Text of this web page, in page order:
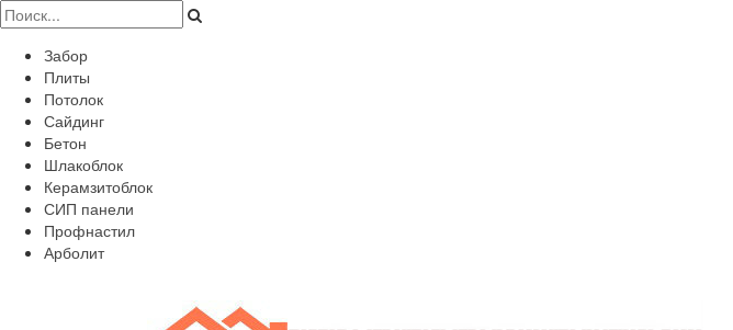
Забор
Плиты
Потолок
Сайдинг
Бетон
Шлакоблок
Керамзитоблок
СИП панели
Профнастил
Арболит